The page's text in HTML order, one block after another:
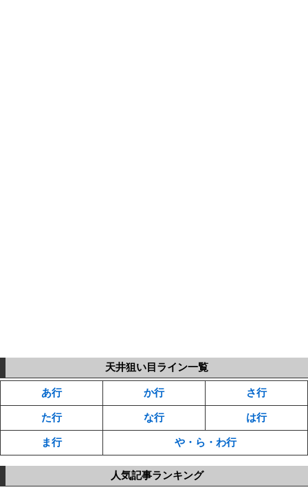
天井狙い目ライン一覧
あ行 か行 さ行
た行 な行 は行
ま行 や・ら・わ行
人気記事ランキング